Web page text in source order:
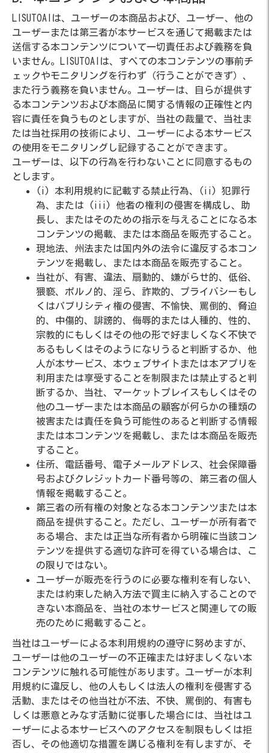
LISUTOAIは、ユーザーの本商品および、ユーザー、他の
ユーザーまたは第三者が本サービスを通じて掲載または
送信する本コンテンツについて一切責任および義務を負
いません。LISUTOAIは、すべての本コンテンツの事前チ
ェックやモニタリングを行わず（行うことができず）、
また行う義務を負いません。ユーザーは、自らが提供す
る本コンテンツおよび本商品に関する情報の正確性と内
容に責任を負うものとしますが、当社の裁量で、当社ま
たは当社採用の技術により、ユーザーによる本サービス
の使用をモニタリングし記録することができます。
ユーザーは、以下の行為を行わないことに同意するもの
とします。
(i) 本利用規約に記載する禁止行為、(ii) 犯罪行
為、または (iii) 他者の権利の侵害を構成し、助
長し、またはそのための指示を与えることになる本
コンテンツの掲載、または本商品を販売すること。
現地法、州法または国内外の法令に違反する本コン
テンツを掲載し、または本商品を販売すること。
当社が、有害、違法、扇動的、嫌がらせ的、低俗、
猥褻、ポルノ的、淫ら、詐欺的、プライバシーもし
くはパブリシティ権の侵害、不愉快、罵倒的、脅迫
的、中傷的、誹謗的、侮辱的または人種的、性的、
宗教的にもしくはその他の形で好ましくなく不快で
あるもしくはそのようになりうると判断するか、他
人が本サービス、本ウェブサイトまたは本アプリを
利用または享受することを制限または禁止すると判
断するか、当社、マーケットプレイスもしくはその
他のユーザーまたは本商品の顧客が何らかの種類の
被害または責任を負う可能性のあると判断する情報
または本コンテンツを掲載し、または本商品を販売
すること。
住所、電話番号、電子メールアドレス、社会保障番
号およびクレジットカード番号等の、第三者の個人
情報を掲載すること。
第三者の所有権の対象となる本コンテンツまたは本
商品を提供すること。ただし、ユーザーが所有者で
ある場合、または正当な所有者から明確に当該コン
テンツを提供する適切な許可を得ている場合は、こ
の限りではない。
ユーザーが販売を行うのに必要な権利を有しない、
または約束した納入方法で買主に納入することので
きない本商品を、当社の本サービスと関連しての販
売のために掲載すること。
当社はユーザーによる本利用規約の遵守に努めますが、
ユーザーは他のユーザーの不正確または好ましくない本
コンテンツに触れる可能性があります。ユーザーが本利
用規約に違反し、他の人もしくは法人の権利を侵害する
活動、またはその他当社が不法、不快、罵倒的、有害も
しくは悪意とみなす活動に従事した場合には、当社はユ
ーザーによる本サービスへのアクセスを制限もしくは拒
否し、その他適切な措置を講じる権利を有しますが、そ